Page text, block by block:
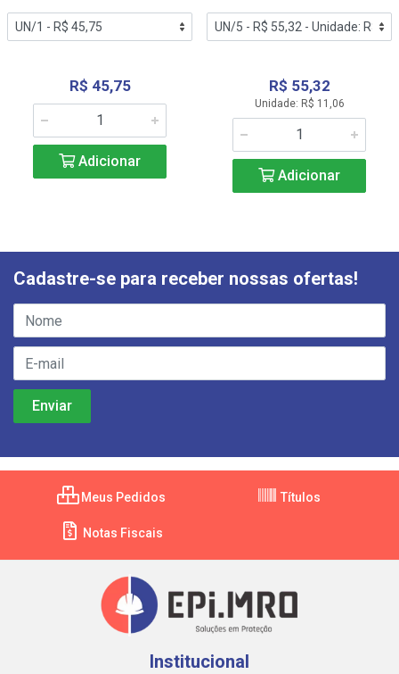
R$ 45,75
Adicionar
R$ 55,32
Unidade: R$ 11,06
Adicionar
Cadastre-se para receber nossas ofertas!
Meus Pedidos Títulos
Notas Fiscais
Institucional